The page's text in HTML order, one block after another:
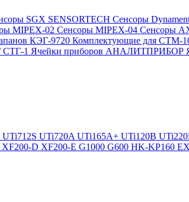
SGX SENSORTECH Сенсоры
MIPEX-02 Сенсоры MIPEX-04 Сенсоры
КЭГ-9720 Комплектующие для СТМ-
СТГ-1 Ячейки приборов АНАЛИТПРИБОР
UTi712S UTi720A UTi165A+ UTi120B
XF200-D XF200-E G1000 G600 HK-KP160